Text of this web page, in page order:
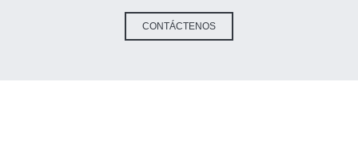
CONTÁCTENOS